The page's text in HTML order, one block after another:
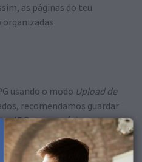
as páginas do teu
usando o modo Upload de
recomendamos guardar
JPG com a máxima
a caixa de perfil ICC sRGB